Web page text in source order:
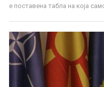
е поставена табла на која